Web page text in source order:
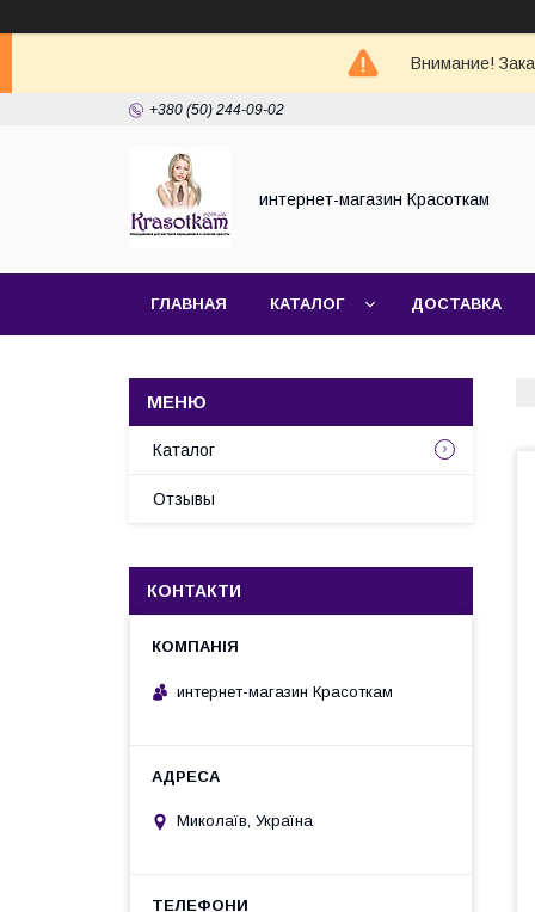
Внимание!
+380 (50) 244-09-02
интернет-магазин Красоткам
ГЛАВНАЯ КАТАЛОГ ДОСТАВКА
Каталог
Отзывы
КОНТАКТИ
интернет-магазин Красоткам
Миколаїв, Україна